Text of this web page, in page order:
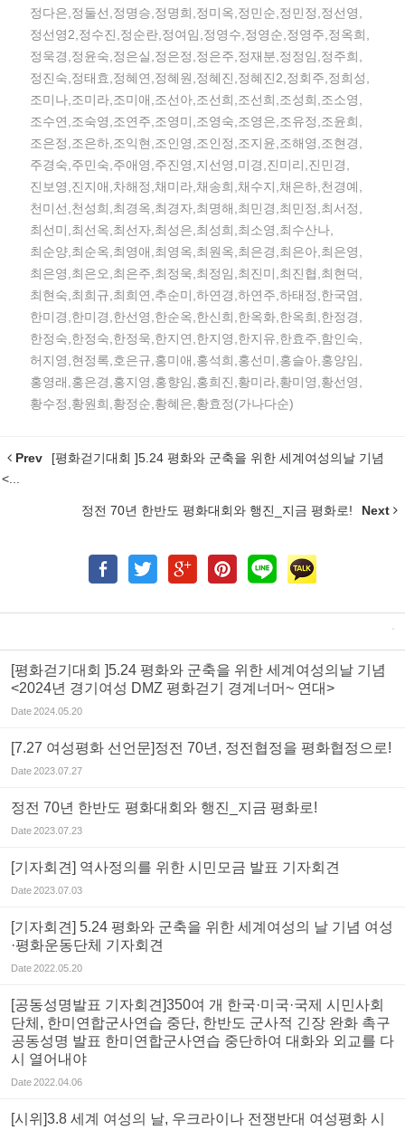
정다은,정둘선,정명승,정명희,정미옥,정민순,정민정,정선영,
정선영2,정수진,정순란,정여임,정영수,정영순,정영주,정옥희,
정욱경,정윤숙,정은실,정은정,정은주,정재분,정정임,정주희,
정진숙,정태효,정혜연,정혜원,정혜진,정혜진2,정회주,정희성,
조미나,조미라,조미애,조선아,조선희,조선희,조성희,조소영,
조수연,조숙영,조연주,조영미,조영숙,조영은,조유정,조윤희,
조은정,조은하,조익현,조인영,조인정,조지윤,조해영,조현경,
주경숙,주민숙,주애영,주진영,지선영,미경,진미리,진민경,
진보영,진지애,차해정,채미라,채송희,채수지,채은하,천경예,
천미선,천성희,최경옥,최경자,최명해,최민경,최민정,최서정,
최선미,최선옥,최선자,최성은,최성희,최소영,최수산나,
최순양,최순옥,최영애,최영옥,최원옥,최은경,최은아,최은영,
최은영,최은오,최은주,최정욱,최정임,최진미,최진협,최현덕,
최현숙,최희규,최희연,추순미,하연경,하연주,하태정,한국염,
한미경,한미경,한선영,한순옥,한신희,한옥화,한옥희,한정경,
한정숙,한정숙,한정욱,한지연,한지영,한지유,한효주,함인숙,
허지영,현정록,호은규,홍미애,홍석희,홍선미,홍슬아,홍양임,
홍영래,홍은경,홍지영,홍향임,홍희진,황미라,황미영,황선영,
황수정,황원희,황정순,황혜은,황효정(가나다순)
Prev
[평화걷기대회 ]5.24 평화와 군축을 위한 세계여성의날 기념
<...
정전 70년 한반도 평화대회와 행진_지금 평화로! Next
[평화걷기대회 ]5.24 평화와 군축을 위한 세계여성의날 기념
<2024년 경기여성 DMZ 평화걷기 경계너머~ 연대>
Date2024.05.20
[7.27 여성평화 선언문]정전 70년, 정전협정을 평화협정으로!
Date2023.07.27
정전 70년 한반도 평화대회와 행진_지금 평화로!
Date2023.07.23
[기자회견] 역사정의를 위한 시민모금 발표 기자회견
Date2023.07.03
[기자회견] 5.24 평화와 군축을 위한 세계여성의 날 기념 여성
·평화운동단체 기자회견
Date2022.05.20
[공동성명발표 기자회견]350여 개 한국·미국·국제 시민사회
단체, 한미연합군사연습 중단, 한반도 군사적 긴장 완화 촉구
공동성명 발표 한미연합군사연습 중단하여 대화와 외교를 다
시 열어내야
Date2022.04.06
[시위]3.8 세계 여성의 날, 우크라이나 전쟁반대 여성평화 시